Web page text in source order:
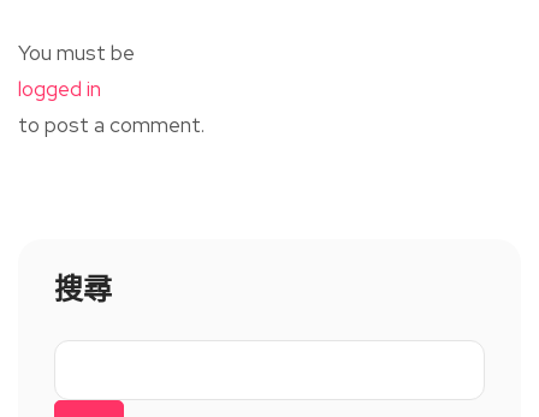
You must be
logged in
to post a comment.
搜尋